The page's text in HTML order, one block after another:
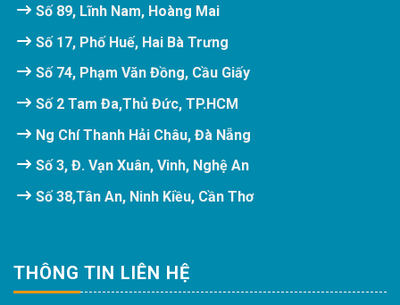
Số 89, Lĩnh Nam, Hoàng Mai
Số 17, Phố Huế, Hai Bà Trưng
Số 74, Phạm Văn Đồng, Cầu Giấy
Số 2 Tam Đa,Thủ Đức, TP.HCM
Ng Chí Thanh Hải Châu, Đà Nẵng
Số 3, Đ. Vạn Xuân, Vinh, Nghệ An
Số 38,Tân An, Ninh Kiều, Cần Thơ
THÔNG TIN LIÊN HỆ